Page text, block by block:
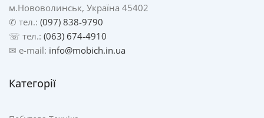
м.Нововолинськ, Україна 45402
✆ тел.: (097) 838-9790
☏ тел.: (063) 674-4910
✉ e-mail: info@mobich.in.ua
Категорії